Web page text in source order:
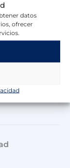
datos
ofrecer
t
s
a
p